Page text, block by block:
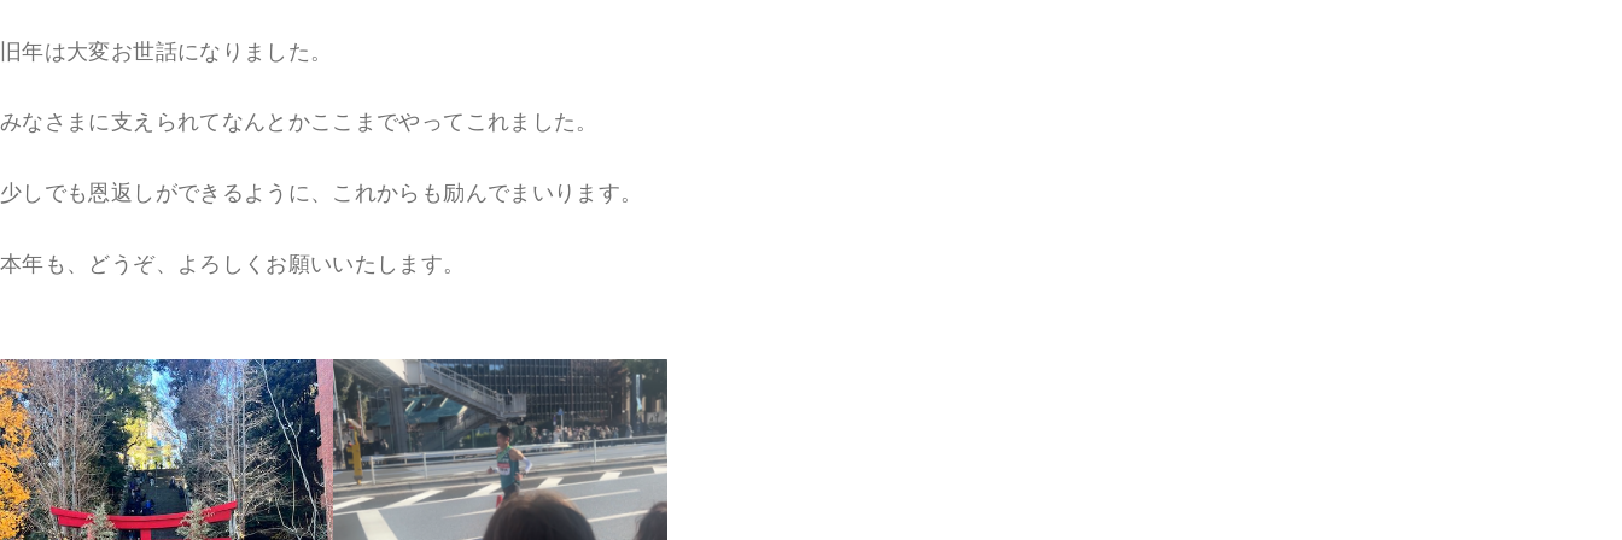
旧年は大変お世話になりました。
みなさまに支えられてなんとかここまでやってこれました。
少しでも恩返しができるように、これからも励んでまいります。
本年も、どうぞ、よろしくお願いいたします。